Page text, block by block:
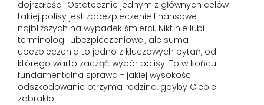
dojrzałości. Ostatecznie jednym z głównych celów
takiej polisy jest zabezpieczenie finansowe
najbliższych na wypadek śmierci. Nikt nie lubi
terminologii ubezpieczeniowej, ale suma
ubezpieczenia to jedno z kluczowych pytań, od
którego warto zacząć wybór polisy. To w końcu
fundamentalna sprawa - jakiej wysokości
odszkodowanie otrzyma rodzina, gdyby Ciebie
zabrakło.